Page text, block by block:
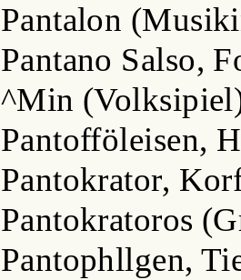
Pantalon
Pantano Salso,
^Min
Pantofföleisen,
Pantokrator,
Pantokratoros
Pantophllgen,